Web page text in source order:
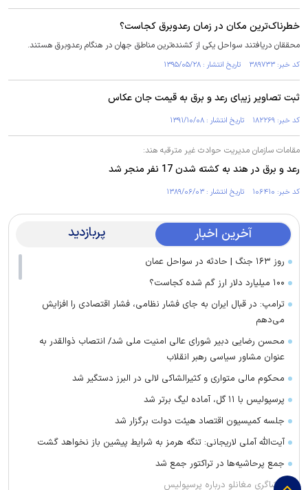
خطرناک‌ترین مکان در زمان رعدوبرق کجاست؟
محققان دریافتند سواحل یکی از کشنده‌ترین مناطق جهان در هنگام رعدوبرق هستند.
کد خبر: ۳۸۹۷۳۳ تاریخ انتشار : ۱۳۹۵/۰۵/۲۸
ثبت تصاویر زیبای رعد و برق به قیمت جان عکاس
کد خبر: ۱۸۲۲۶۹ تاریخ انتشار : ۱۳۹۱/۱۰/۰۸
مقامات سازمان مدیریت حوادث غیر مترقبه هند:
رعد و برق در هند به کشته شدن 17 نفر منجر شد
کد خبر: ۱۰۶۴۱۰ تاریخ انتشار : ۱۳۸۹/۰۶/۰۳
آخرین اخبار پربازدید
روز ۱۶۳ جنگ | حادثه در سواحل عمان
۱۰۰ میلیارد دلار ارز گم شده کجاست؟
ترامپ: در قبال ایران به جای فشار نظامی، فشار اقتصادی را افزایش
می‌دهم
محسن رضایی دبیر شورای عالی امنیت ملی شد/ انتصاب ذوالقدر به
عنوان مشاور سیاسی رهبر انقلاب
محکوم مالی متواری و کثیرالشاکی لالی در البرز دستگیر شد
پرسپولیس با ۱۱ گل، آماده لیگ برتر شد
جلسه کمیسیون اقتصاد هیئت دولت برگزار شد
آیت‌الله آملی لاریجانی: تنگه هرمز به شرایط پیشین باز نخواهد گشت
جمع پرحاشیه‌ها در تراکتور جمع شد
افشاگری مغانلو درباره پرسپولیس